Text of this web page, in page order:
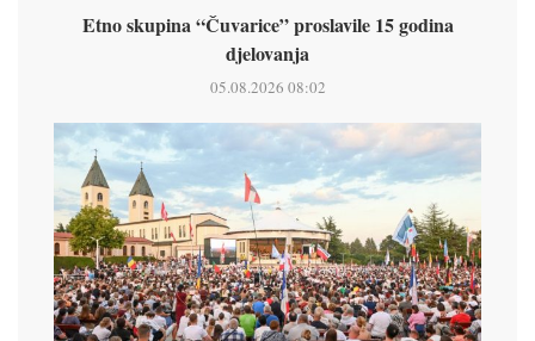
Etno skupina “Čuvarice” proslavile 15 godina
djelovanja
05.08.2026 08:02